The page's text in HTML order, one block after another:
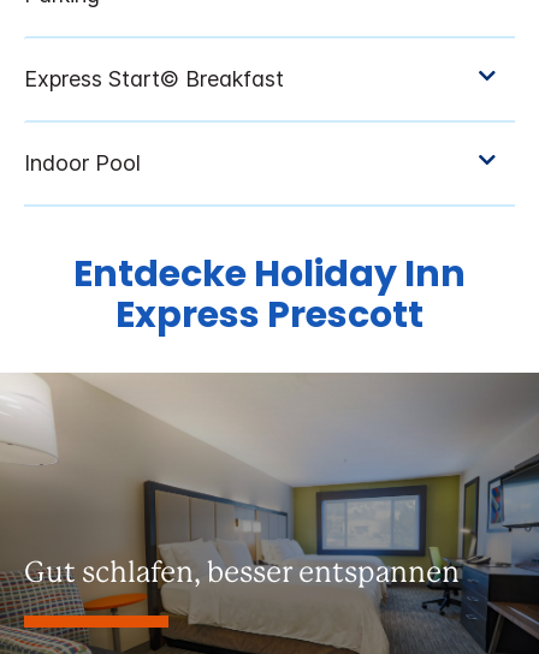
EntdeckeHoliday Inn
Express Prescott
Gut schlafen, besser entspannen